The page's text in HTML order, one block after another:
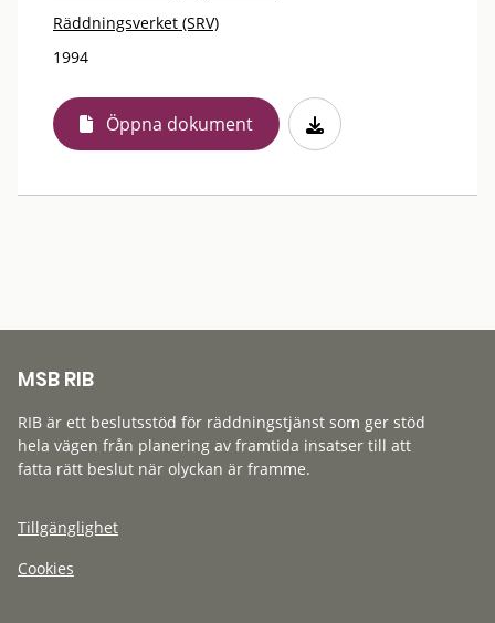
Räddningsverket (SRV)
1994
Öppna dokument
MSB RIB
RIB är ett beslutsstöd för räddningstjänst som ger stöd
hela vägen från planering av framtida insatser till att
fatta rätt beslut när olyckan är framme.
Tillgänglighet
Cookies